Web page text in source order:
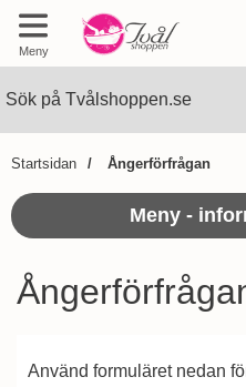
Meny
Startsidan Ångerförfrågan
Meny -
Använd formuläret nedan